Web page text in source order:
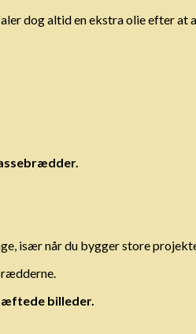
dog altid en ekstra olie efter at
især når du bygger store
billeder.